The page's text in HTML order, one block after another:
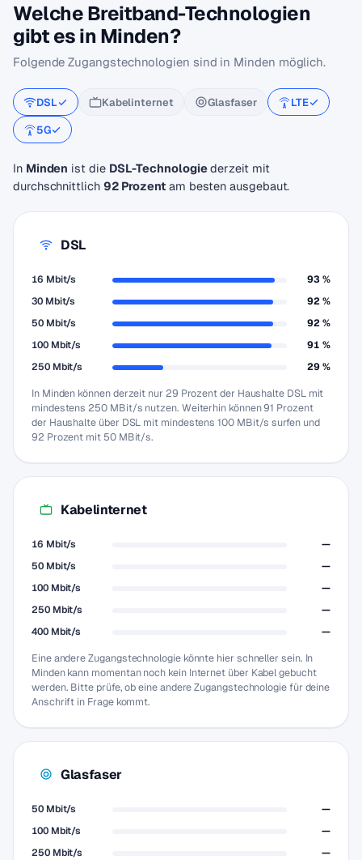
Welche Breitband-Technologien
gibt es in Minden?
Folgende Zugangstechnologien sind in Minden möglich.
DSL Kabelinternet Glasfaser
LTE
5G
In Minden ist die DSL-Technologiederzeit mit
durchschnittlich 92 Prozentam besten ausgebaut.
DSL
16 Mbit/s
93 %
30 Mbit/s
92 %
50 Mbit/s
92 %
100 Mbit/s
91 %
250 Mbit/s
29 %
In Minden können derzeit nur 29 Prozent der Haushalte DSL mit
mindestens 250 MBit/s nutzen. Weiterhin können 91 Prozent
der Haushalte über DSL mit mindestens 100 MBit/s surfen und
92 Prozent mit 50 MBit/s.
Kabelinternet
16 Mbit/s
—
50 Mbit/s
—
100 Mbit/s
—
250 Mbit/s
—
400 Mbit/s
—
Eine andere Zugangstechnologie könnte hier schneller sein. In
Minden kann momentan noch kein Internet über Kabel gebucht
werden. Bitte prüfe, ob eine andere Zugangstechnologie für deine
Anschrift in Frage kommt.
Glasfaser
50 Mbit/s
—
100 Mbit/s
—
250 Mbit/s
—